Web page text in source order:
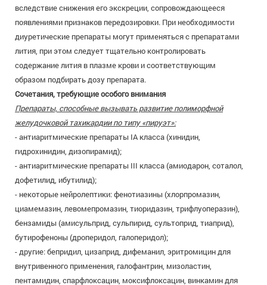
вследствие снижения его экскреции, сопровождающееся
появлениями признаков передозировки. При необходимости
диуретические препараты могут применяться с препаратами
лития, при этом следует тщательно контролировать
содержание лития в плазме крови и соответствующим
образом подбирать дозу препарата.
Сочетания, требующие особого внимания
Препараты, способные вызывать развитие полиморфной
желудочковой тахикардии по типу «пируэт»:
- антиаритмические препараты IА класса (хинидин,
гидрохинидин, дизопирамид);
- антиаритмические препараты III класса (амиодарон, соталол,
дофетилид, ибутилид);
- некоторые нейролептики: фенотиазины (хлорпромазин,
циамемазин, левомепромазин, тиоридазин, трифлуоперазин),
бензамиды (амисульприд, сульпирид, сультоприд, тиаприд),
бутирофеноны (дроперидол, галоперидол);
- другие: бепридил, цизаприд, дифеманил, эритромицин для
внутривенного применения, галофантрин, мизоластин,
пентамидин, спарфлоксацин, моксифлоксацин, винкамин для